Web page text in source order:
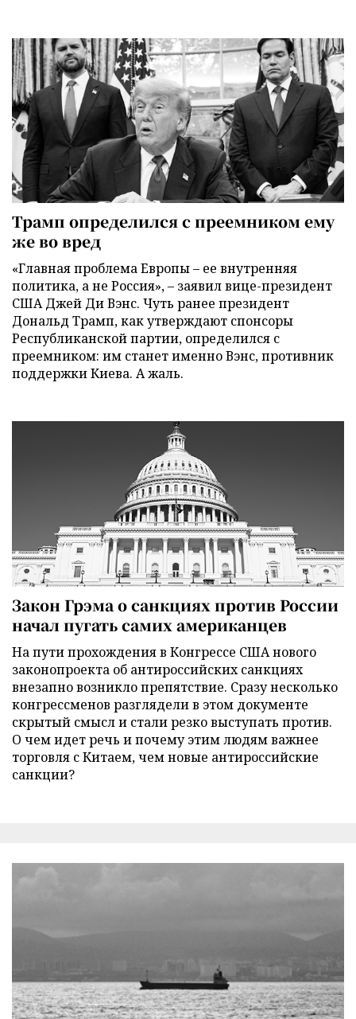
Трамп определился с преемником ему
же во вред
«Главная проблема Европы – ее внутренняя
политика, а не Россия», – заявил вице-президент
США Джей Ди Вэнс. Чуть ранее президент
Дональд Трамп, как утверждают спонсоры
Республиканской партии, определился с
преемником: им станет именно Вэнс, противник
поддержки Киева. А жаль.
Закон Грэма о санкциях против России
начал пугать самих американцев
На пути прохождения в Конгрессе США нового
законопроекта об антироссийских санкциях
внезапно возникло препятствие. Сразу несколько
конгрессменов разглядели в этом документе
скрытый смысл и стали резко выступать против.
О чем идет речь и почему этим людям важнее
торговля с Китаем, чем новые антироссийские
санкции?